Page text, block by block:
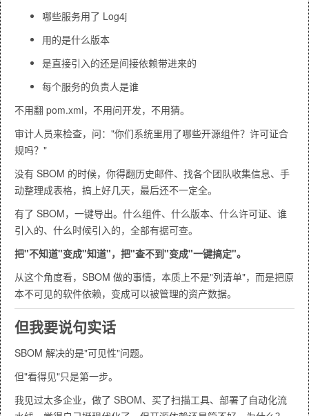
哪些服务用了 Log4j
用的是什么版本
是直接引入的还是间接依赖带进来的
每个服务的负责人是谁
不用翻 pom.xml，不用问开发，不用猜。
审计人员来检查，问："你们系统里用了哪些开源组件？许可证合
规吗？"
没有 SBOM 的时候，你得翻历史邮件、找各个团队收集信息、手
动整理成表格，搞上好几天，最后还不一定全。
有了 SBOM，一键导出。什么组件、什么版本、什么许可证、谁
引入的、什么时候引入的，全部有据可查。
把"不知道"变成"知道"，把"查不到"变成"一键搞定"。
从这个角度看，SBOM 做的事情，本质上不是"列清单"，而是把原
本不可见的软件依赖，变成可以被管理的资产数据。
但我要说句实话
SBOM 解决的是"可见性"问题。
但"看得见"只是第一步。
我见过太多企业，做了 SBOM、买了扫描工具、部署了自动化流